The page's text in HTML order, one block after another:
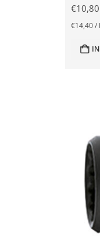
€10,80
€14,40/